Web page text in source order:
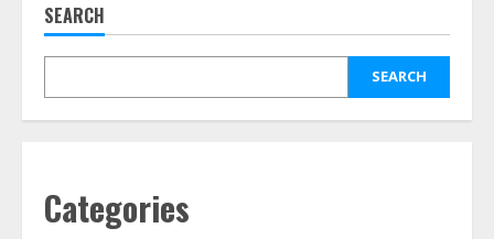
SEARCH
SEARCH
Categories